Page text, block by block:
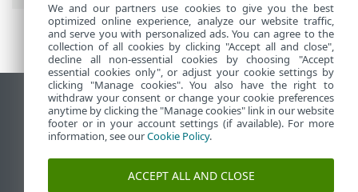
Asztali webhely megtekintése
End of Life
Az ESET tudásbázisa
ESET Status Portal
We and our partners use cookies to give you the best
optimized online experience, analyze our website traffic,
and serve you with personalized ads. You can agree to the
collection of all cookies by clicking "Accept all and close",
decline all non-essential cookies by choosing "Accept
essential cookies only", or adjust your cookie settings by
clicking "Manage cookies". You also have the right to
withdraw your consent or change your cookie preferences
anytime by clicking the "Manage cookies" link in our website
footer or in your account settings (if available). For more
information, see ourCookie Policy.
ACCEPT ALL AND CLOSE